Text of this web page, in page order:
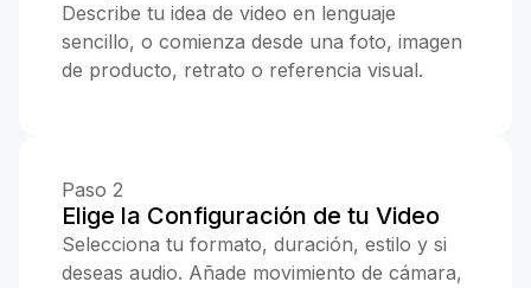
Describe tu idea de video en lenguaje
sencillo, o comienza desde una foto, imagen
de producto, retrato o referencia visual.
Paso 2
Elige la Configuración de tu Video
Selecciona tu formato, duración, estilo y si
deseas audio. Añade movimiento de cámara,